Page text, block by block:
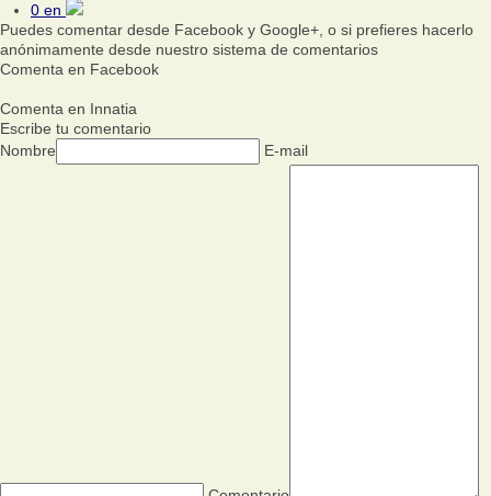
0 en
Puedes comentar desde Facebook y Google+, o si prefieres hacerlo
anónimamente desde nuestro sistema de comentarios
Comenta en Facebook
Comenta en Innatia
Escribe tu comentario
Nombre
E-mail